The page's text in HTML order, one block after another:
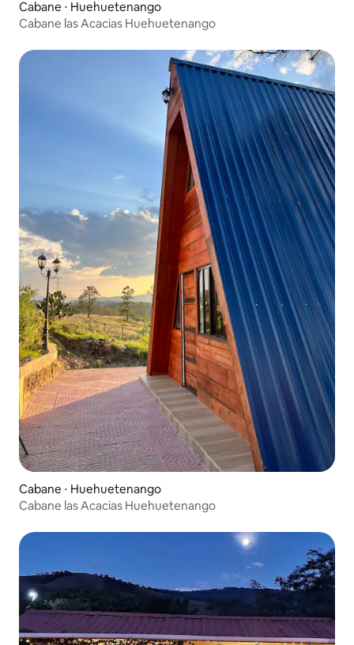
Cabane ⋅ Huehuetenango
Cabane las Acacias Huehuetenango
Cabane ⋅ Huehuetenango
Cabane las Acacias Huehuetenango